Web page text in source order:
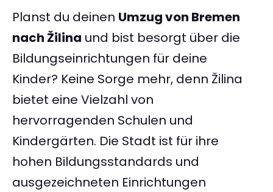
Planst du deinen Umzug von Bremen
nach Žilina und bist besorgt über die
Bildungseinrichtungen für deine
Kinder? Keine Sorge mehr, denn Žilina
bietet eine Vielzahl von
hervorragenden Schulen und
Kindergärten. Die Stadt ist für ihre
hohen Bildungsstandards und
ausgezeichneten Einrichtungen